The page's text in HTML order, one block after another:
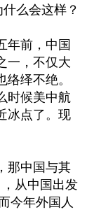
么会这样？
年前，中国
一，不仅大
绎不绝。
时候美中航
冰点了。现
那中国与其
从中国出发
今年外国人